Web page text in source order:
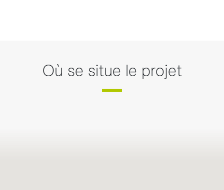
Où se situe le projet